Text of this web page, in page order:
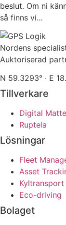
beslut. Om ni
så finns vi…
Nordens
Auktoriserad
N 59.3293° · E
Tillverkare
Digital
Ruptela
Lösningar
Fleet
Asset
Kyltransport
Eco-driving
Bolaget